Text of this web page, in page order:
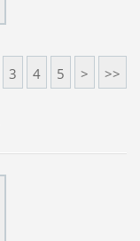
3 4 5 > >>